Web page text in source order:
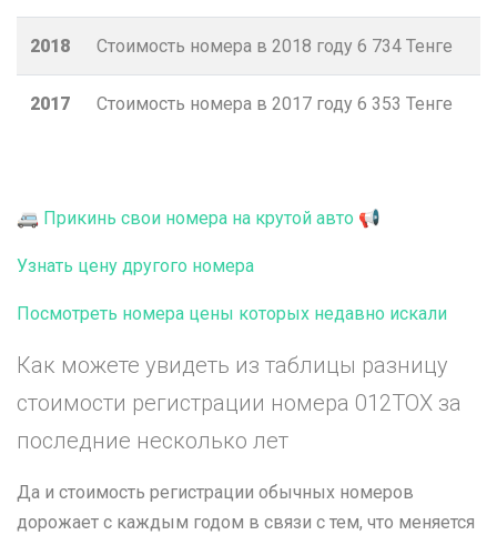
2018 Стоимость номера в 2018 году 6 734 Тенге
2017 Стоимость номера в 2017 году 6 353 Тенге
🚐 Прикинь свои номера на крутой авто 📢
Узнать цену другого номера
Посмотреть номера цены которых недавно искали
Как можете увидеть из таблицы разницу
стоимости регистрации номера 012TOX за
последние несколько лет
Да и стоимость регистрации обычных номеров
дорожает с каждым годом в связи с тем, что меняется